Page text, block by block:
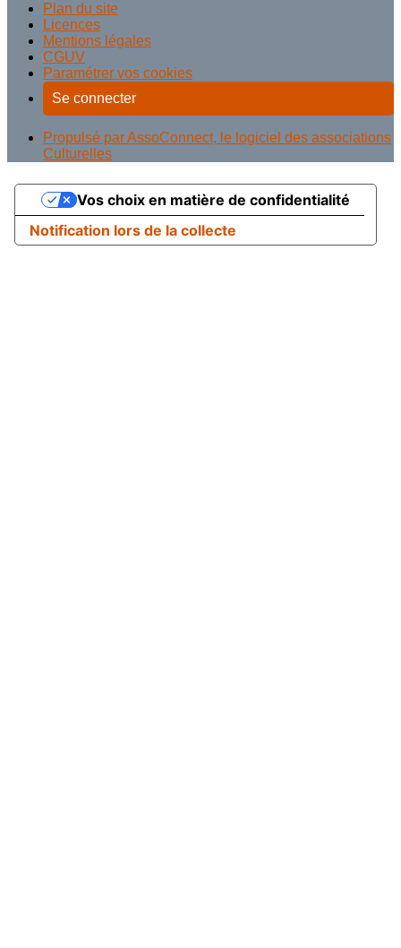
Plan du site
Licences
Mentions légales
CGUV
Paramétrer vos cookies
Se connecter
Propulsé par AssoConnect, le logiciel des associations
Culturelles
Notification lors de la collecte
Vos choix en matière de confidentialité